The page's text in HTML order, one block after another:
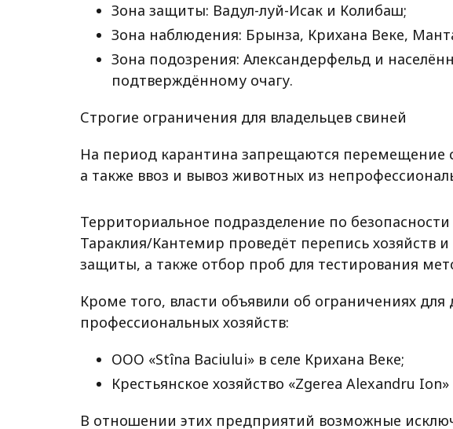
Зона защиты: Вадул-луй-Исак и Колибаш;
Зона наблюдения: Брынза, Крихана Веке,
Зона подозрения: Александерфельд и
подтверждённому очагу.
Строгие ограничения для владельцев свиней
На период карантина запрещаются перемещение
а также ввоз и вывоз животных из
Территориальное подразделение по
Тараклия/Кантемир проведёт перепись хозяйств и
защиты, а также отбор проб для тестирования
Кроме того, власти объявили об ограничениях
профессиональных хозяйств:
ООО «Stîna Baciului» в селе Крихана Веке;
Крестьянское хозяйство «Zgerea Alexandru
В отношении этих предприятий возможные